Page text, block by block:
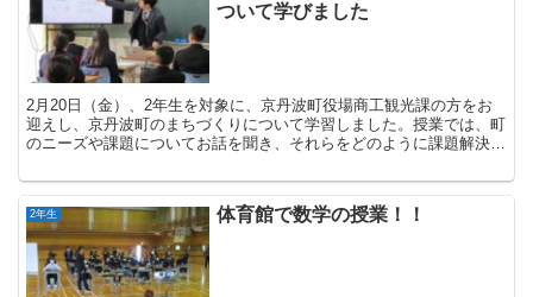
ついて学びました
2月20日（金）、2年生を対象に、京丹波町役場商工観光課の方をお
迎えし、京丹波町のまちづくりについて学習しました。授業では、町
のニーズや課題についてお話を聞き、それらをどのように課題解決に
2年生 体育館で数学の授業！！